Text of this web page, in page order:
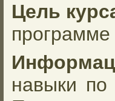
Цель
навыки по